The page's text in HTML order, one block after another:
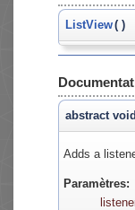
ListView( )
abstract
Adds a
Paramètres: